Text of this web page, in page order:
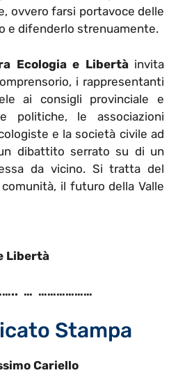
ovvero farsi portavoce delle
e difenderlo strenuamente.
Ecologia e Libertà invita
i rappresentanti
ai consigli provinciale e
politiche, le associazioni
e la società civile ad
dibattito serrato su di un
da vicino. Si tratta del
il futuro della Valle
Libertà
… ………………
Stampa
Cariello